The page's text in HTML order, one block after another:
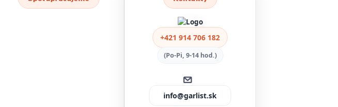
+421 914 706 182
(Po-Pi, 9-14 hod.)
info@garlist.sk